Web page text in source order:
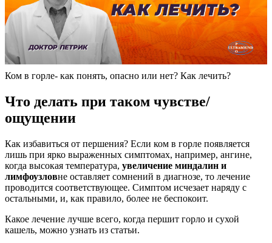
Ком в горле- как понять, опасно или нет? Как лечить?
Что делать при таком чувстве/
ощущении
Как избавиться от першения? Если ком в горле появляется
лишь при ярко выраженных симптомах, например, ангине,
когда высокая температура, увеличение миндалин и
лимфоузловне оставляет сомнений в диагнозе, то лечение
проводится соответствующее. Симптом исчезает наряду с
остальными, и, как правило, более не беспокоит.
Какое лечение лучше всего, когда першит горло и сухой
кашель, можно узнать из статьи.